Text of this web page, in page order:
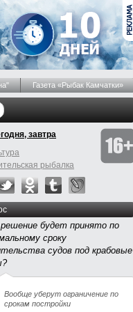
Газета «Рыбак Камчатки»
завтра
рыбалка
решение будет принято по
сроку
судов под крабовые
Вообще уберут ограничение по
срокам постройки